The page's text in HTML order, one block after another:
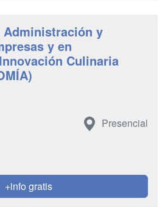
Administración y
y en
Culinaria
Presencial
+info gratis